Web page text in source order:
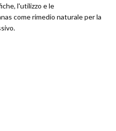
l'utilizzo e le
come rimedio naturale per la